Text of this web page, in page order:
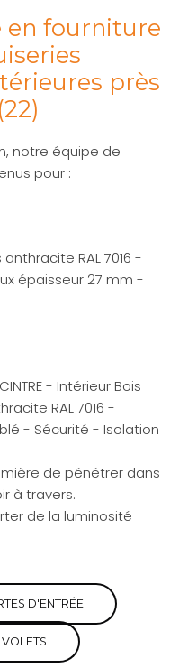
en fourniture
près
notre équipe de
pour :
RAL 7016 -
épaisseur 27 mm -
- Intérieur Bois
RAL 7016 -
- Sécurité - Isolation
de pénétrer dans
à travers.
de la luminosité
D'ENTRÉE